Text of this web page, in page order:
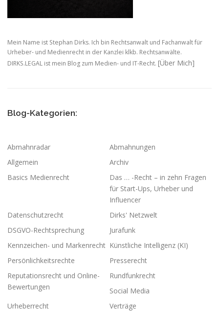
Mein Name ist Stephan Dirks. Ich bin Rechtsanwalt und Fachanwalt für
Urheber- und Medienrecht in der Kanzlei klkb. Rechtsanwälte.
DIRKS.LEGAL ist mein Blog zum Medien- und IT-Recht. [Über Mich]
Blog-Kategorien:
Abmahnradar
Abmahnungen
Allgemein
Archiv
Basics Medienrecht
Das … -Recht – in zehn Fragen
für Start-Ups, Urheber und
Influencer
Datenschutzrecht
Dirks' Netzwelt
DSGVO-Rechtsprechung
Jurafunk
Kennzeichen- und Markenrecht Künstliche Intelligenz (KI)
Persönlichkeitsrechte
Presserecht
Reputationsrecht und Online-
Bewertungen
Rundfunkrecht
Social Media
Urheberrecht
Verträge